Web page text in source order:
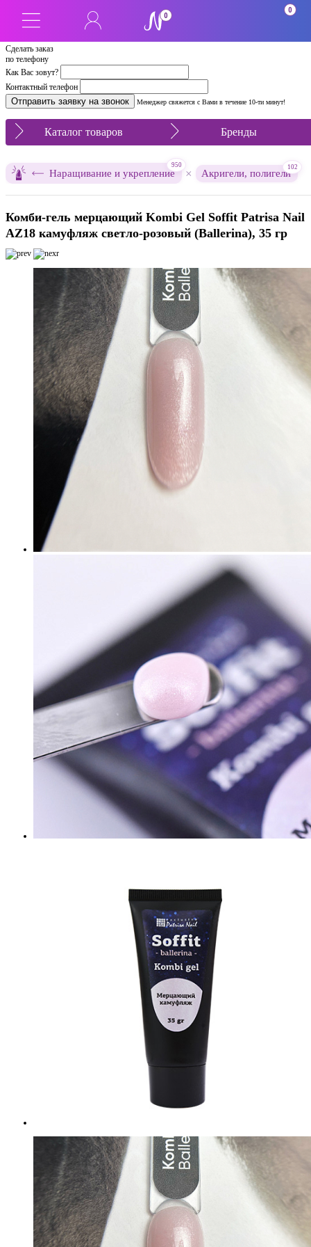
Сделать заказ
по телефону
Как Вас зовут?
Контактный телефон
Менеджер свяжется с Вами в течение 10-ти минут!
0
0
Каталог товаров Бренды
Наращивание и укрепление
950
× Акригели, полигели
102
Комби-гель мерцающий Kombi Gel Soffit Patrisa Nail
AZ18 камуфляж светло-розовый (Ballerina), 35 гр